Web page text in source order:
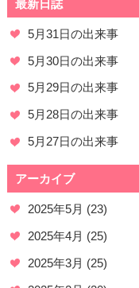
最新日誌
5月31日の出来事
5月30日の出来事
5月29日の出来事
5月28日の出来事
5月27日の出来事
アーカイブ
2025年5月 (23)
2025年4月 (25)
2025年3月 (25)